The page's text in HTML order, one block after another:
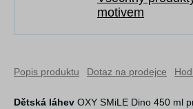
motivem
Popis produktu Dotaz na prodejce
Dětská láhev OXY SMiLE Dino 450 ml